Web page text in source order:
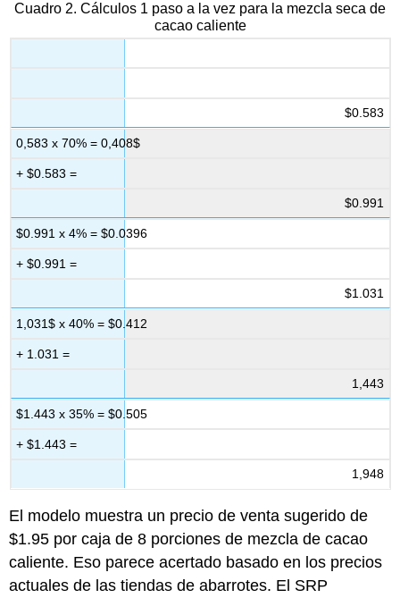
Cuadro 2. Cálculos 1 paso a la vez para la mezcla seca de
cacao caliente
$0.583
0,583 x 70% = 0,408$
+ $0.583 =
$0.991
$0.991 x 4% = $0.0396
+ $0.991 =
$1.031
1,031$ x 40% = $0.412
+ 1.031 =
1,443
$1.443 x 35% = $0.505
+ $1.443 =
1,948
El modelo muestra un precio de venta sugerido de
$1.95 por caja de 8 porciones de mezcla de cacao
caliente. Eso parece acertado basado en los precios
actuales de las tiendas de abarrotes. El SRP